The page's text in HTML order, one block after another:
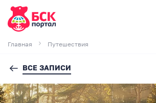
Главная Путешествия
ВСЕ ЗАПИСИ